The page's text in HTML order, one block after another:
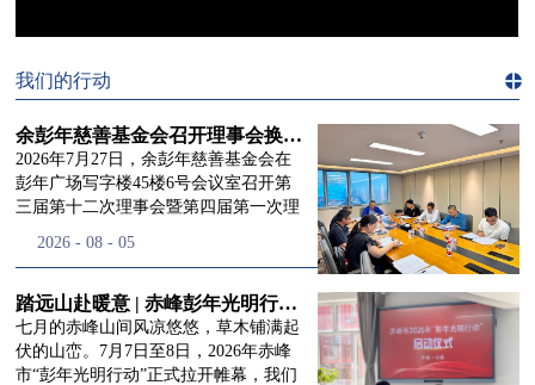
我们的行动
余彭年慈善基金会召开理事会换届会议
2026年7月27日，余彭年慈善基金会在
彭年广场写字楼45楼6号会议室召开第
三届第十二次理事会暨第四届第一次理
徐滨先生；副理事长兼秘书长彭志兵先
生、李玲辉先生、郭启兴先生及梅鑫先
生，现场列席人员:监事孙海跃先生，联
合党支部书记曾层同志。本次会议由理
事长徐滨主持，会议出席人数超过理事
2026 - 08 - 05
踏远山赴暖意 | 赤峰彭年光明行动启程，入户回访接住乡亲眼底的光亮
七月的赤峰山间风凉悠悠，草木铺满起
伏的山峦。7月7日至8日，2026年赤峰
市“彭年光明行动”正式拉开帷幕，我们
们的行
动